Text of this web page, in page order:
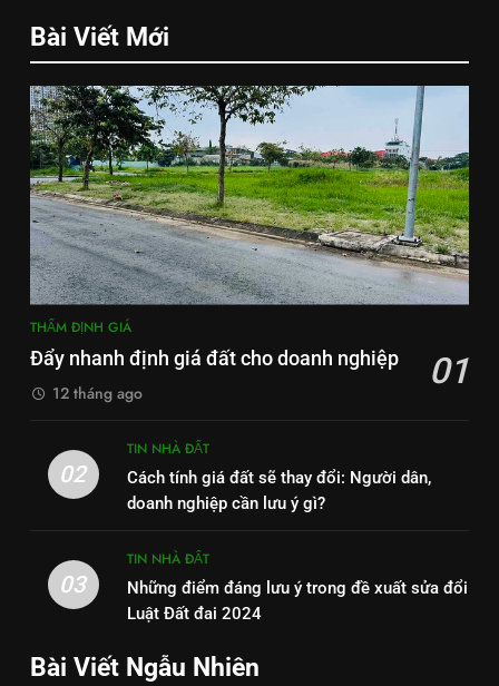
Bài Viết Mới
THẨM ĐỊNH GIÁ
Đẩy nhanh định giá đất cho doanh nghiệp 01
12 tháng ago
02
TIN NHÀ ĐẤT
Cách tính giá đất sẽ thay đổi: Người dân,
doanh nghiệp cần lưu ý gì?
03
TIN NHÀ ĐẤT
Những điểm đáng lưu ý trong đề xuất sửa đổi
Luật Đất đai 2024
Bài Viết Ngẫu Nhiên